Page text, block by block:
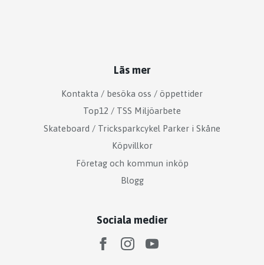
Läs mer
Kontakta / besöka oss / öppettider
Top12 / TSS Miljöarbete
Skateboard / Tricksparkcykel Parker i Skåne
Köpvillkor
Företag och kommun inköp
Blogg
Sociala medier